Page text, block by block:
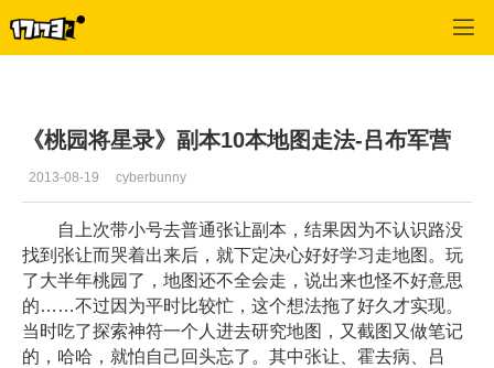
《桃园将星录》副本10本地图走法-吕布军营
2013-08-19 cyberbunny
自上次带小号去普通张让副本，结果因为不认识路没
找到张让而哭着出来后，就下定决心好好学习走地图。玩
了大半年桃园了，地图还不全会走，说出来也怪不好意思
的……不过因为平时比较忙，这个想法拖了好久才实现。
当时吃了探索神符一个人进去研究地图，又截图又做笔记
的，哈哈，就怕自己回头忘了。其中张让、霍去病、吕